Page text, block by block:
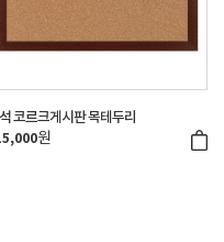
코르크게시판 목테두리
원